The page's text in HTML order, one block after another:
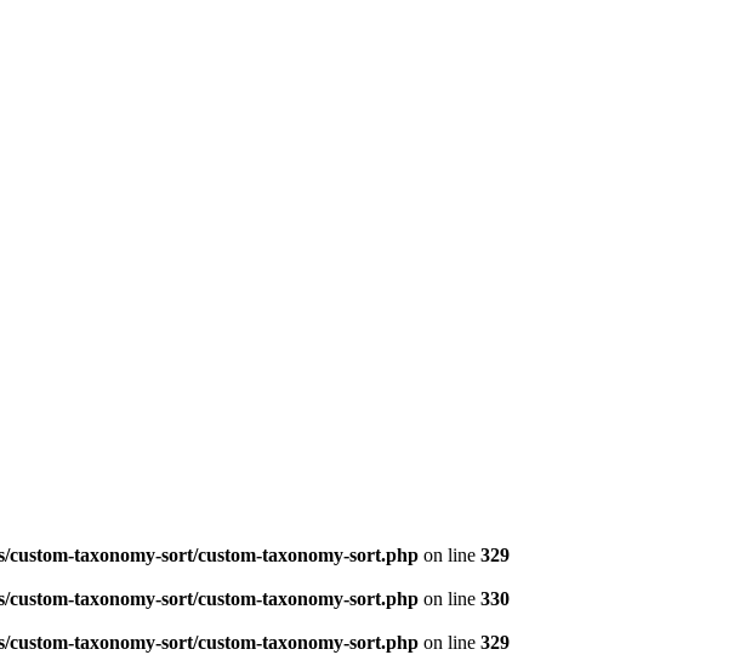
taxonomy-sort/custom-taxonomy-sort.php on line 329
taxonomy-sort/custom-taxonomy-sort.php on line 330
taxonomy-sort/custom-taxonomy-sort.php on line 329